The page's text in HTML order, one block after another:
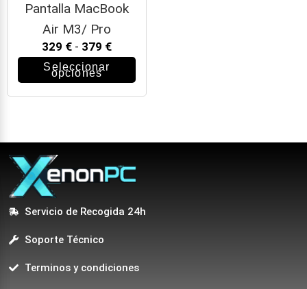
Pantalla MacBook
Air M3/ Pro
329 € - 379 €
Seleccionar
opciones
Servicio de Recogida 24h
Soporte Técnico
Terminos y condiciones